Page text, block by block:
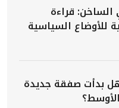
قراءة
للأوضاع السياسية
بدأت صفقة جديدة